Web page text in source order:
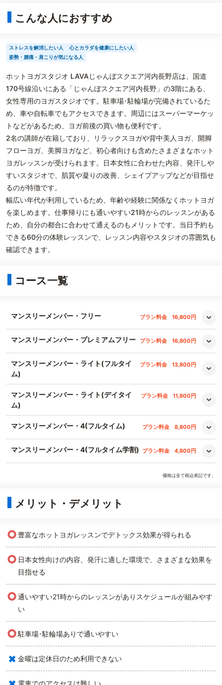
こんな人におすすめ
ストレスを解消したい人
心とカラダを健康にしたい人
姿勢・腰痛・肩こりが気になる人
ホットヨガスタジオ LAVAじゃんぼスクエア河内長野店は、国道
170号線沿いにある「じゃんぼスクエア河内長野」の3階にある、
女性専用のヨガスタジオです。駐車場･駐輪場が完備されているた
め、車や自転車でもアクセスできます。周辺にはスーパーマーケッ
トなどがあるため、ヨガ前後の買い物も便利です。
2名の講師が在籍しており、リラックスヨガや背中美人ヨガ、開脚
フローヨガ、美脚ヨガなど、初心者向けも含めたさまざまなホット
ヨガレッスンが受けられます。日本女性に合わせた内容、発汗しや
すいスタジオで、肌質や凝りの改善、シェイプアップなどが目指せ
るのが特徴です。
幅広い年代が利用しているため、年齢や経験に関係なくホットヨガ
を楽しめます。仕事帰りにも通いやすい21時からのレッスンがある
ため、自分の都合に合わせて通えるのもメリットです。当日予約も
できる60分の体験レッスンで、レッスン内容やスタジオの雰囲気も
確認できます。
コース一覧
マンスリーメンバー・フリー プラン料金 16,800円
マンスリーメンバー・プレミアムフリー プラン料金 16,800円
マンスリーメンバー・ライト(フルタイ
ム)
プラン料金 13,800円
マンスリーメンバー・ライト(デイタイ
ム)
プラン料金 11,800円
マンスリーメンバー・4(フルタイム) プラン料金 8,800円
マンスリーメンバー・4(フルタイム学割) プラン料金 4,800円
価格は全て税込表記です。
メリット・デメリット
○ 豊富なホットヨガレッスンでデトックス効果が得られる
○ 日本女性向けの内容、発汗に適した環境で、さまざまな効果を
目指せる
○通いやすい21時からのレッスンがありスケジュールが組みやす
い
○駐車場･駐輪場ありで通いやすい
× 金曜は定休日のため利用できない
電車でのアクセスは難しい